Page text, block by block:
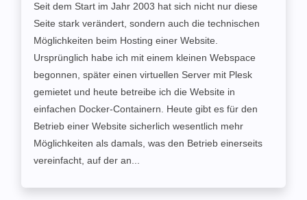
Seit dem Start im Jahr 2003 hat sich nicht nur diese
Seite stark verändert, sondern auch die technischen
Möglichkeiten beim Hosting einer Website.
Ursprünglich habe ich mit einem kleinen Webspace
begonnen, später einen virtuellen Server mit Plesk
gemietet und heute betreibe ich die Website in
einfachen Docker-Containern. Heute gibt es für den
Betrieb einer Website sicherlich wesentlich mehr
Möglichkeiten als damals, was den Betrieb einerseits
vereinfacht, auf der an...